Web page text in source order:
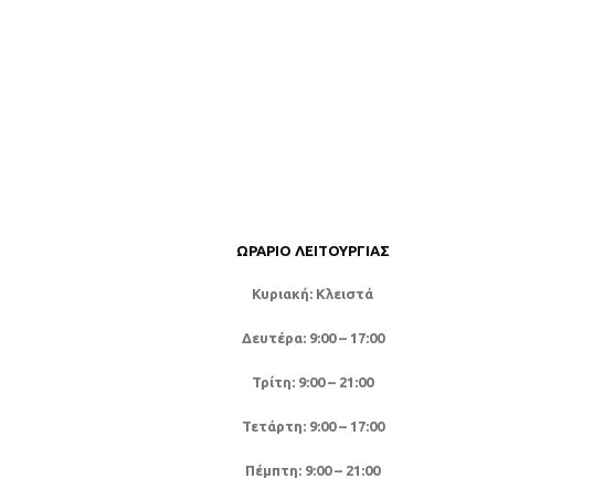
ΩΡΆΡΙΟ ΛΕΙΤΟΥΡΓΊΑΣ
Κυριακή: Κλειστά
Δευτέρα: 9:00 – 17:00
Τρίτη: 9:00 – 21:00
Τετάρτη: 9:00 – 17:00
Πέμπτη: 9:00 – 21:00